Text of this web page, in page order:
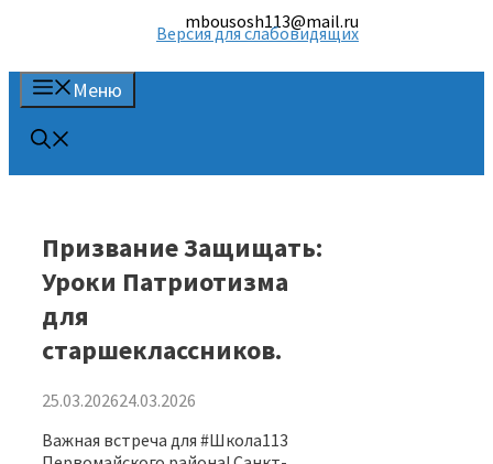
mbousosh113@mail.ru
Версия для слабовидящих
Меню
Призвание Защищать:
Уроки Патриотизма
для
старшеклассников.
25.03.202624.03.2026
Важная встреча для #Школа113